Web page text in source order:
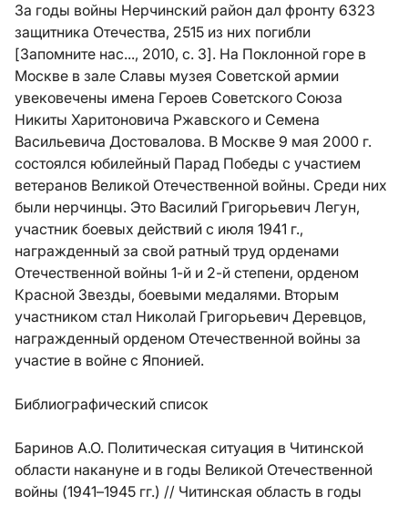
За годы войны Нерчинский район дал фронту 6323
защитника Отечества, 2515 из них погибли
[Запомните нас..., 2010, с. 3]. На Поклонной горе в
Москве в зале Славы музея Советской армии
увековечены имена Героев Советского Союза
Никиты Харитоновича Ржавского и Семена
Васильевича Достовалова. В Москве 9 мая 2000 г.
состоялся юбилейный Парад Победы с участием
ветеранов Великой Отечественной войны. Среди них
были нерчинцы. Это Василий Григорьевич Легун,
участник боевых действий с июля 1941 г.,
награжденный за свой ратный труд орденами
Отечественной войны 1-й и 2-й степени, орденом
Красной Звезды, боевыми медалями. Вторым
участником стал Николай Григорьевич Деревцов,
награжденный орденом Отечественной войны за
участие в войне с Японией.
Библиографический список
Баринов А.О. Политическая ситуация в Читинской
области накануне и в годы Великой Отечественной
войны (1941–1945 гг.) // Читинская область в годы